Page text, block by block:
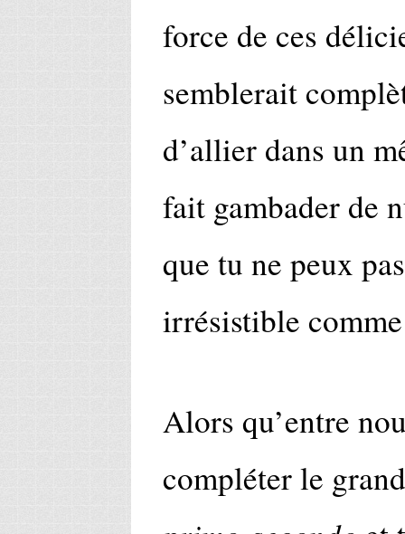
force de ces
semblerait
d’allier dans un
fait gambader de
que tu ne peux
irrésistible
Alors qu’entre
compléter le